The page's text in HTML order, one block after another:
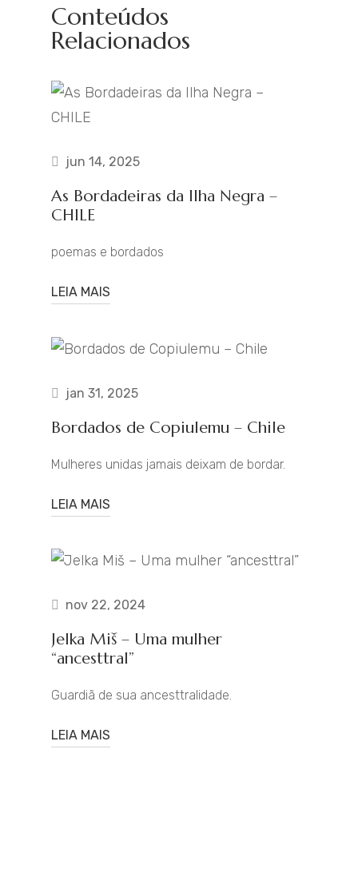
Conteúdos
Relacionados
jun 14, 2025
As Bordadeiras da Ilha Negra –
CHILE
poemas e bordados
LEIA MAIS
jan 31, 2025
Bordados de Copiulemu – Chile
Mulheres unidas jamais deixam de bordar.
LEIA MAIS
nov 22, 2024
Jelka Miš – Uma mulher
“ancesttral”
Guardiã de sua ancesttralidade.
LEIA MAIS